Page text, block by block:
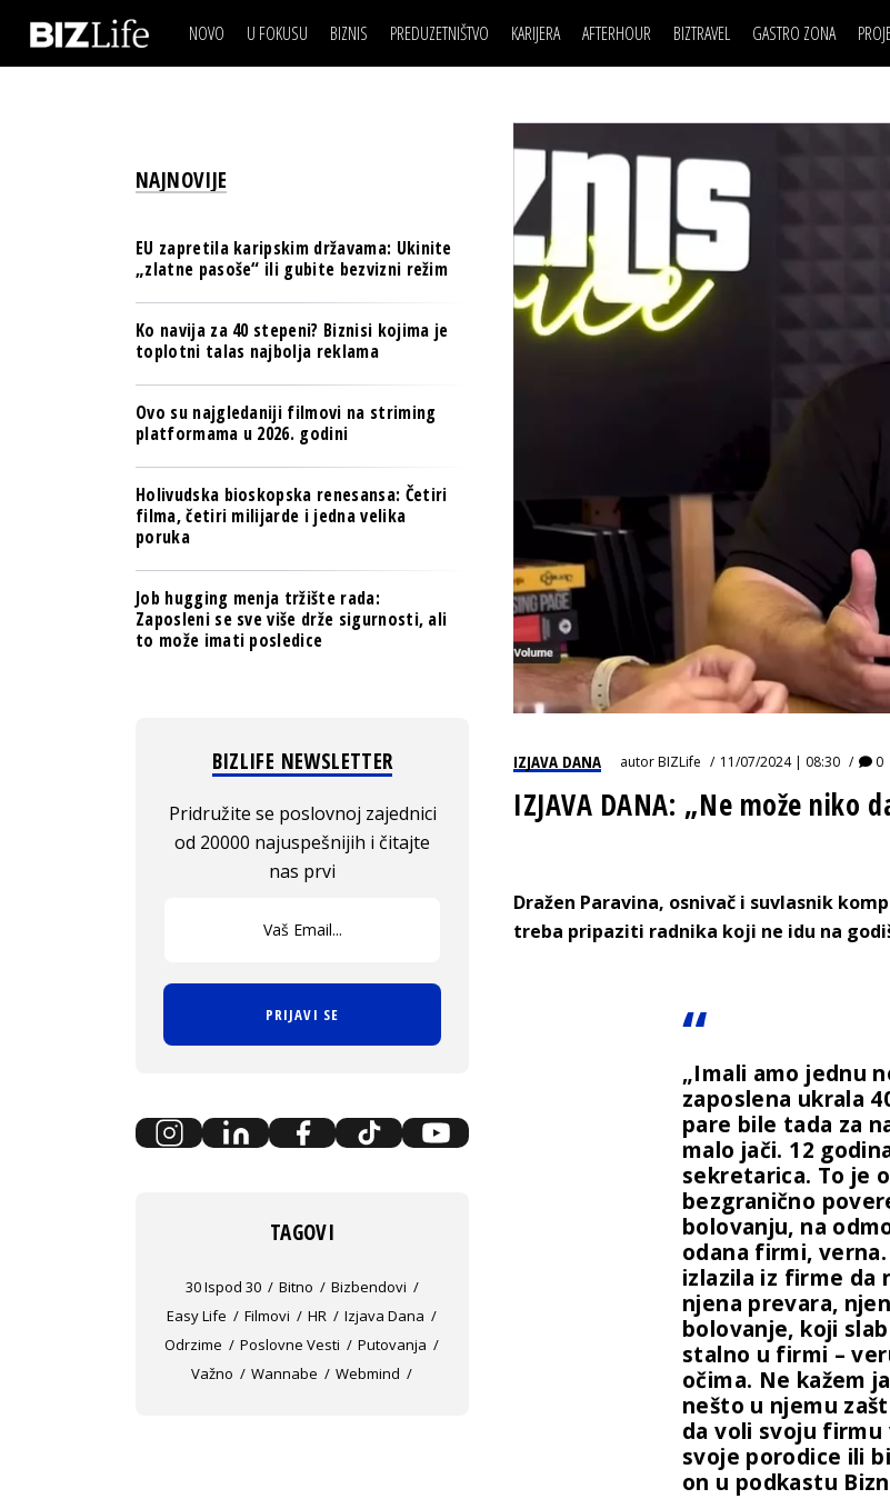
NOVO U FOKUSU BIZNIS
BANKE
OSIGURANJE
TECH I AI
BIZNIS & SPORT
PULS REGIONA
NOVO NA RAFU
PREDUZETNIŠTVO KARIJERA
LJUDI (HR)
MOJ UGAO
USAVRŠAVANJE
KNOW-HOW
AFTERHOUR
AUTO SVET
STIL
WELLBEING
BIZTRAVEL GASTRO ZONA
IZJAVA DANABIZNIS SCENA
BREND I KOMUNIKACIJE
OSIGURANJE
TECH I AI
PULS REGIONA
POSAO
MOJ UGAO
USAVRŠAVANJE
KNOW-HOW
FILM I SCENA
AUTO SVET
STIL
WELLBEING
IZJAVA DANA autorBIZLife 11/07/2024 | 08:30 0
IZJAVA DANA: „Ne može
Dražen Paravina, osnivač i suvlasnik
treba pripaziti radnika koji ne idu na
„Imali amo jednu
zaposlena ukrala
pare bile tada za
malo jači. 12
sekretarica. To je
bezgranično
bolovanju, na
odana firmi,
izlazila iz firme da
njena prevara,
bolovanje, koji
stalno u firmi –
očima. Ne kažem
nešto u njemu
da voli svoju
svoje porodice ili
on u podkastu
NAJNOVIJE
EU zapretila karipskim državama: Ukinite
„zlatne pasoše“ ili gubite bezvizni režim
Ko navija za 40 stepeni? Biznisi kojima je
toplotni talas najbolja reklama
Ovo su najgledaniji filmovi na striming
platformama u 2026. godini
Holivudska bioskopska renesansa: Četiri
filma, četiri milijarde i jedna velika
poruka
Job hugging menja tržište rada:
Zaposleni se sve više drže sigurnosti, ali
to može imati posledice
BIZLIFE NEWSLETTER
Pridružite se poslovnoj zajednici
od 20000 najuspešnijih i čitajte
nas prvi
PRIJAVI SE
TAGOVI
30 Ispod 30 Bitno
Bizbendovi
Easy Life
Filmovi HR
Izjava Dana
Odrzime
Poslovne Vesti
Putovanja
Važno
Wannabe Webmind